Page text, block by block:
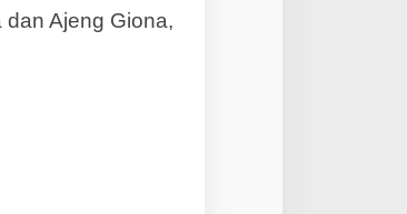
Ajeng Giona,